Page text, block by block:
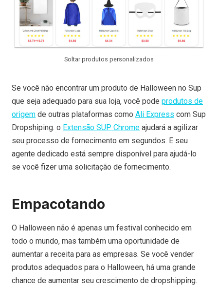
Soltar produtos personalizados
Se você não encontrar um produto de Halloween no Sup
que seja adequado para sua loja, você pode produtos de
origem de outras plataformas como Ali Express com Sup
Dropshiping. o Extensão SUP Chrome ajudará a agilizar
seu processo de fornecimento em segundos. E seu
agente dedicado está sempre disponível para ajudá-lo
se você fizer uma solicitação de fornecimento.
Empacotando
O Halloween não é apenas um festival conhecido em
todo o mundo, mas também uma oportunidade de
aumentar a receita para as empresas. Se você vender
produtos adequados para o Halloween, há uma grande
chance de aumentar seu crescimento de dropshipping.